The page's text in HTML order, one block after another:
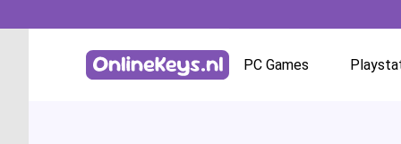
PC Games